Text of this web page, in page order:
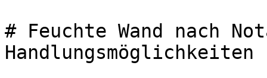
# Feuchte Wand nach
Handlungsmöglichkeiten